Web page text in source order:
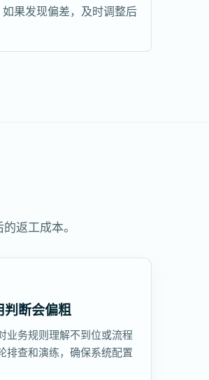
果发现偏差，及时调整后
返工成本。
判断会偏粗
业务规则理解不到位或流程
排查和演练，确保系统配置